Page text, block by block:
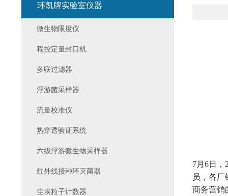
7月 6日，
员，各
商务营销
环凯牌实验室仪器
微生物限度仪
程控定量封口机
多联过滤器
浮游菌采样器
流量校准仪
热穿透验证系统
六级浮游微生物采样器
红外线接种环灭菌器
尘埃粒子计数器